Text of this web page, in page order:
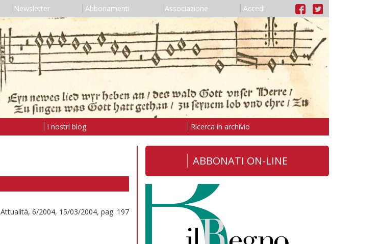
Newsletter Abbonamenti Associazione Accedi
I nostri blog Ricerca in archivio
Attualità, 6/2004, 15/03/2004, pag. 197
ABBONATI ON-LINE